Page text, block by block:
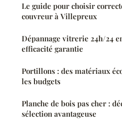
Le guide pour choisir
couvreur à Villepreux
Dépannage vitrerie 24h/24
efficacité garantie
Portillons : des matériaux
les budgets
Planche de bois pas cher :
sélection avantageuse